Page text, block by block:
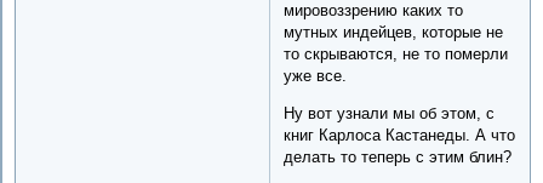
мировоззрению каких то
мутных индейцев, которые не
то скрываются, не то померли
уже все.
Ну вот узнали мы об этом, с
книг Карлоса Кастанеды. А что
делать то теперь с этим блин?